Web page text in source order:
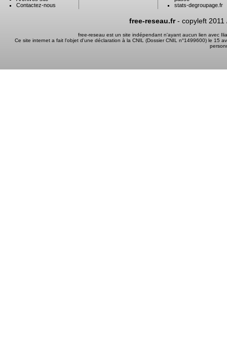
Contactez-nous
stats-degroupage.fr
free-reseau.fr- copyleft 2011
free-reseau est un site indépendant n'ayant aucun lien avec
Ce site internet a fait l'objet d'une déclaration à la CNIL (Dossier CNIL n°1499600) le 15